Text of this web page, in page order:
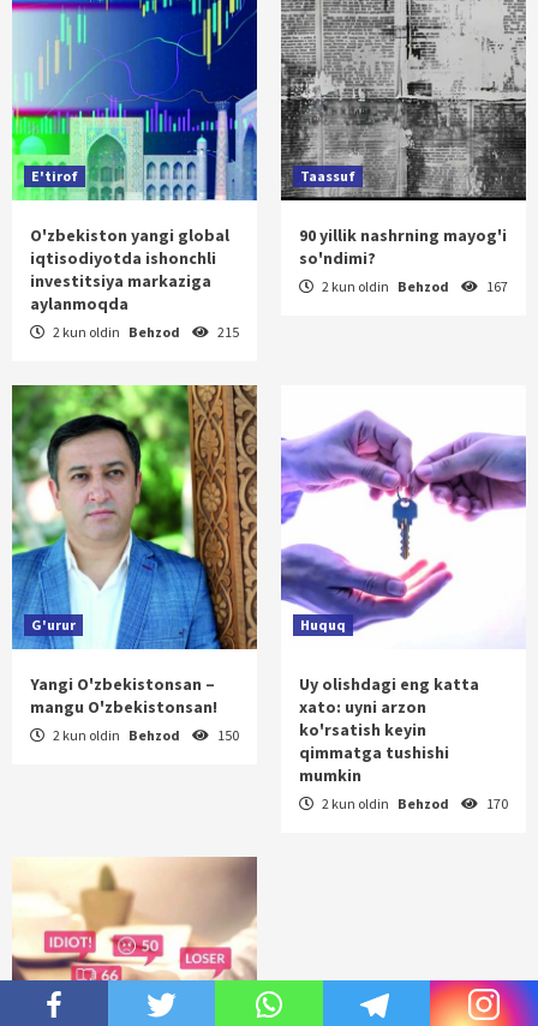
E'tirof
O'zbekiston yangi global
iqtisodiyotda ishonchli
investitsiya markaziga
aylanmoqda
2 kun oldin Behzod 215
Taassuf
90 yillik nashrning mayog'i
so'ndimi?
2 kun oldin Behzod 167
G'urur
Yangi O'zbekistonsan –
mangu O'zbekistonsan!
2 kun oldin Behzod 150
Huquq
Uy olishdagi eng katta
xato: uyni arzon
ko'rsatish keyin
qimmatga tushishi
mumkin
2 kun oldin Behzod 170